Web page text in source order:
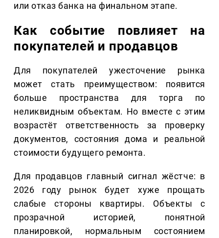
или отказ банка на финальном этапе.
Как событие повлияет на
покупателей и продавцов
Для покупателей ужесточение рынка
может стать преимуществом: появится
больше пространства для торга по
неликвидным объектам. Но вместе с этим
возрастёт ответственность за проверку
документов, состояния дома и реальной
стоимости будущего ремонта.
Для продавцов главный сигнал жёстче: в
2026 году рынок будет хуже прощать
слабые стороны квартиры. Объекты с
прозрачной историей, понятной
планировкой, нормальным состоянием